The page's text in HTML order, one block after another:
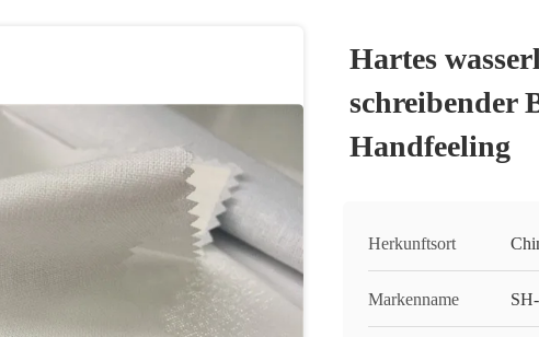
Hartes
schreibender
Handfeeling
Herkunftsort
Markenname